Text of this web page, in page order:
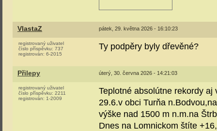
VlastaZ pátek, 29. května 2026 - 16:10:23
registrovaný uživatel
číslo příspěvku: 737
registrován: 6-2015
Ty podpěry byly dřevěné?
Přilepy úterý, 30. června 2026 - 14:21:03
registrovaný uživatel
číslo příspěvku: 2211
registrován: 1-2009
Teplotné absolútne rekordy aj
29.6.v obci Turňa
výške nad 1500 m n.m.na
Dnes na Lomnickom štíte